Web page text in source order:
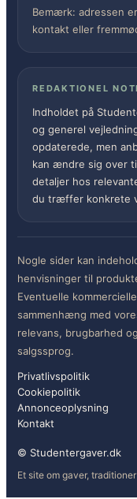
Bemærk: adressen
kontakt eller
REDAKTIONEL
Indholdet på
og generel
opdaterede, men
kan ændre sig over
detaljer hos
du træffer konkrete
Nogle sider kan
henvisninger til
Eventuelle
sammenhæng med
relevans, brugbarhed
salgssprog.
Privatlivspolitik
Cookiepolitik
Annonceoplysning
Kontakt
© Studentergaver.dk
Et site om gaver,